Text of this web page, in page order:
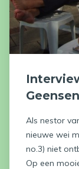
Geensen
Als nestor
nieuwe wei
no.3) niet
Op een